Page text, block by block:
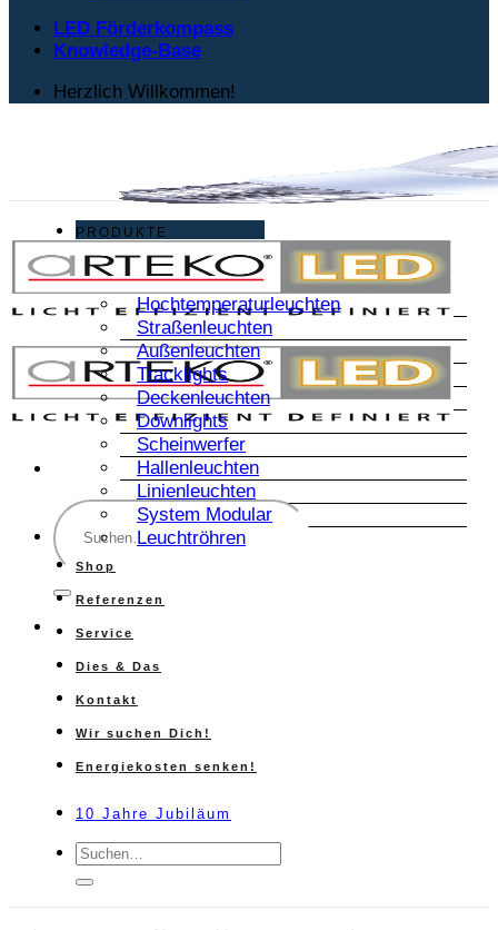
LED Förderkompass
Knowledge-Base
Herzlich Willkommen!
Suche
nach:
PRODUKTE
Hochtemperaturleuchten
Straßenleuchten
Außenleuchten
Tracklights
Deckenleuchten
Downlights
Scheinwerfer
Hallenleuchten
Linienleuchten
System Modular
Leuchtröhren
Shop
Referenzen
Service
Dies & Das
Kontakt
Wir suchen Dich!
Energiekosten senken!
10 Jahre Jubiläum
Suche
nach: